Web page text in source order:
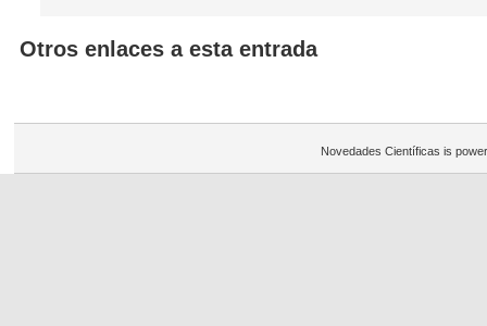
Otros enlaces a esta entrada
Novedades Científicas is